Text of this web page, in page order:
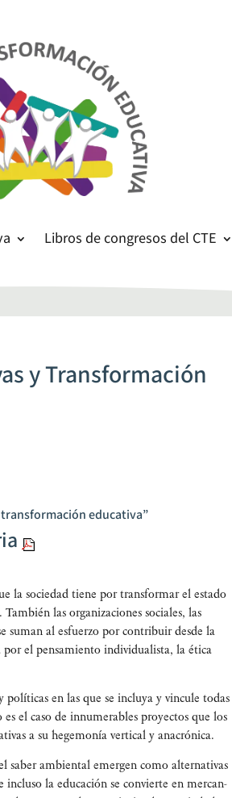
Libros de congresos del CTE
y Transformación
educativa”
la socie­dad tie­ne por trans­for­mar el esta­do
las orga­ni­za­cio­nes socia­les, las
suman al esfuer­zo por con­tri­buir des­de la
por el pen­sa­mien­to indi­vi­dua­lis­ta, la éti­ca
polí­ti­cas en las que se inclu­ya y vin­cu­le todas
el caso de innu­me­ra­bles pro­yec­tos que los
a su hege­mo­nía ver­ti­cal y anacrónica.
saber ambien­tal emer­gen como alter­na­ti­vas
la edu­ca­ción se con­vier­te en mer­can­